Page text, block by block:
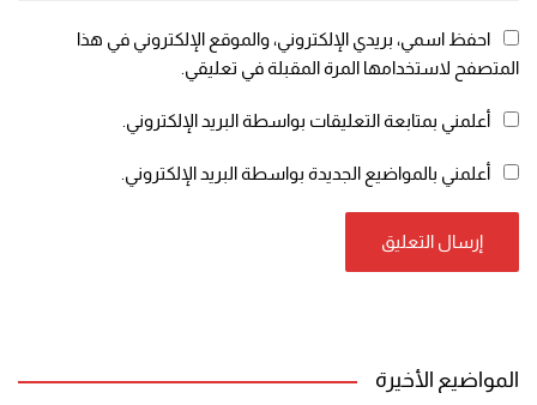
احفظ اسمي، بريدي الإلكتروني، والموقع الإلكتروني في هذا
المتصفح لاستخدامها المرة المقبلة في تعليقي.
أعلمني بمتابعة التعليقات بواسطة البريد الإلكتروني.
أعلمني بالمواضيع الجديدة بواسطة البريد الإلكتروني.
المواضيع الأخيرة